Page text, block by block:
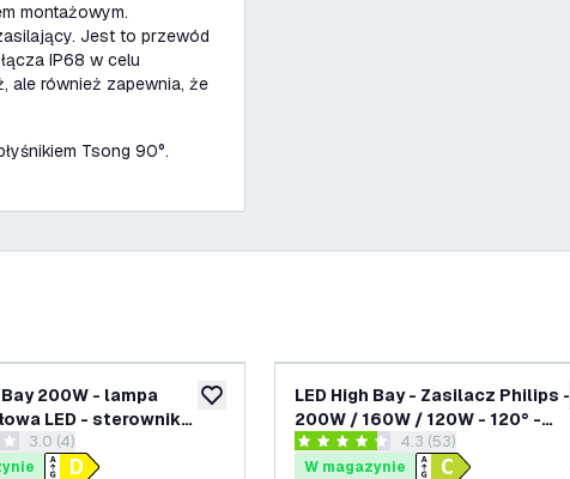
montażowym.
Jest to przewód
IP68 w celu
ale również zapewnia, że
Tsong 90°.
dodaj do listy życzeń
Bay 200W - lampa
LED - sterownik
- 145lm/W - 3000K -
gwarancji
otwórz panel recenzji
oceny3.0 (4)
LED High Bay - Zasilacz Philips -
200W / 160W / 120W - 120° -
175lm/W - 6500K - IP65 -
Możliwość przyciemniania - 5 lat
otwórz panel recenzji
4.3 Gwiazdki oceny
4.3 (53)
W magazynie